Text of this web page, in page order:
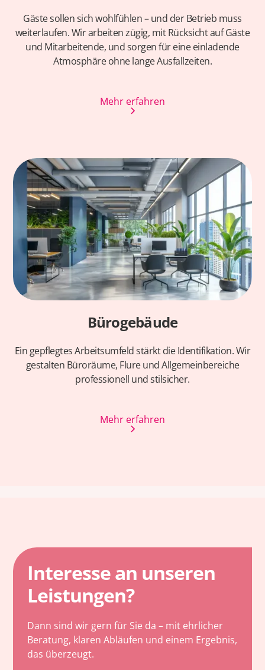
Gäste sollen sich wohlfühlen – und der Betrieb muss
weiterlaufen. Wir arbeiten zügig, mit Rücksicht auf Gäste
und Mitarbeitende, und sorgen für eine einladende
Atmosphäre ohne lange Ausfallzeiten.
Mehr erfahren
Bürogebäude
Ein gepflegtes Arbeitsumfeld stärkt die Identifikation. Wir
gestalten Büroräume, Flure und Allgemeinbereiche
professionell und stilsicher.
Mehr erfahren
Interesse an unseren
Leistungen?
Dann sind wir gern für Sie da – mit ehrlicher
Beratung, klaren Abläufen und einem Ergebnis,
das überzeugt.